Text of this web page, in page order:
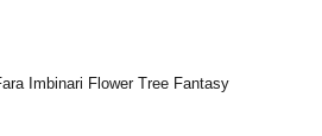
Imbinari Flower Tree Fantasy